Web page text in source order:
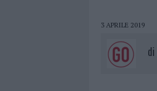
3 APRILE 2019
di